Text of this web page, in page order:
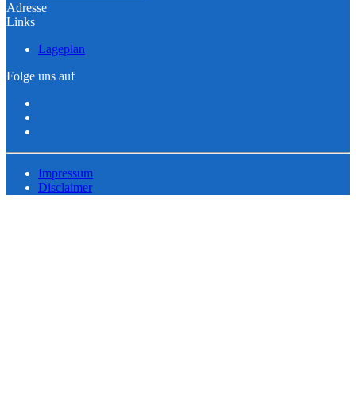
Adresse
Links
Lageplan
Folge uns auf
Impressum
Disclaimer